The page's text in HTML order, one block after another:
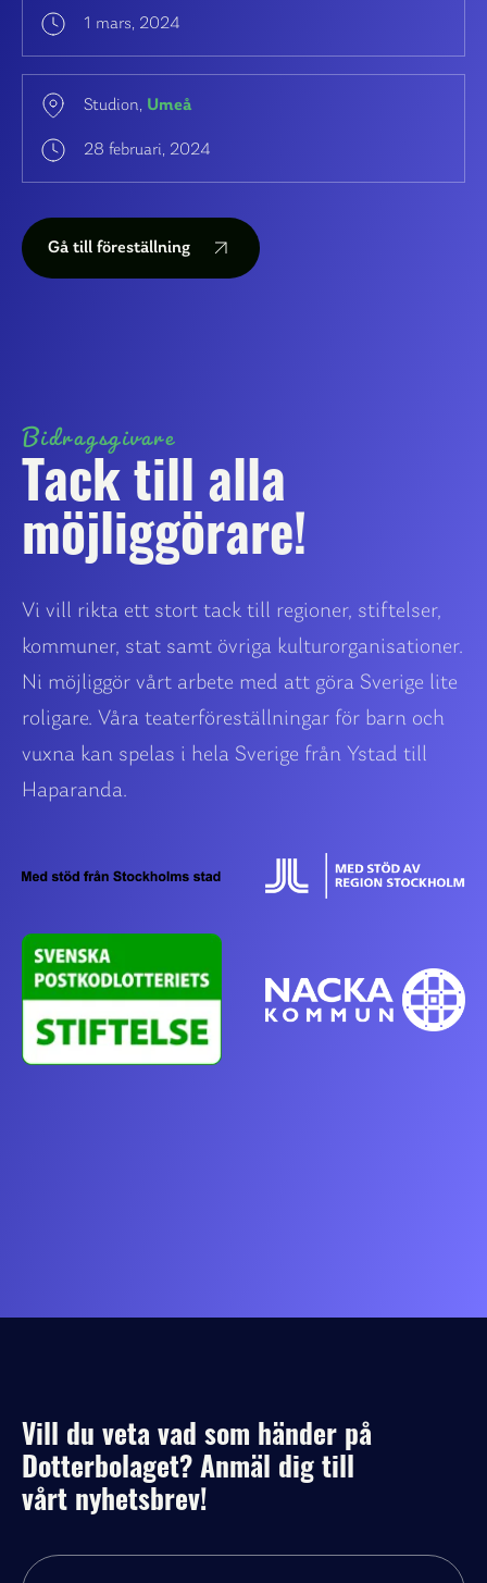
1 mars, 2024
Studion, Umeå
28 februari, 2024
Gå till föreställning
Bidragsgivare
Tack till alla
möjliggörare!
Vi vill rikta ett stort tack till regioner, stiftelser,
kommuner, stat samt övriga kulturorganisationer.
Ni möjliggör vårt arbete med att göra Sverige lite
roligare. Våra teaterföreställningar för barn och
vuxna kan spelas i hela Sverige från Ystad till
Haparanda.
Vill du veta vad som händer på
Dotterbolaget? Anmäl dig till
vårt nyhetsbrev!